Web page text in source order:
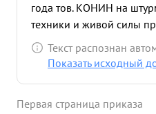
года тов. КОНИН на
техники и живой силы
успешных боевых
при этом: танков-6
1943 года группа в
Текст распознан
Показать исходный
Первая страница приказа